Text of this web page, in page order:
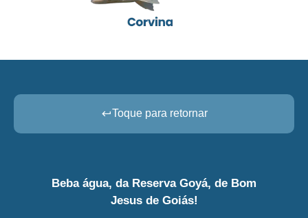
Toque para retornar
Beba água, da Reserva Goyá, de Bom
Jesus de Goiás!